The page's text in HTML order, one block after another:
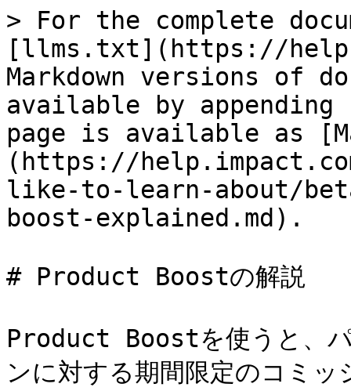
> For the complete
[llms.txt](https://
Markdown versions of
available by
page is available as
(https://
like-to-learn-about/
boost-explained.md).
# Product Boostの解説
Product Boostを使うと、パ
ンに対する期間限定のコミ